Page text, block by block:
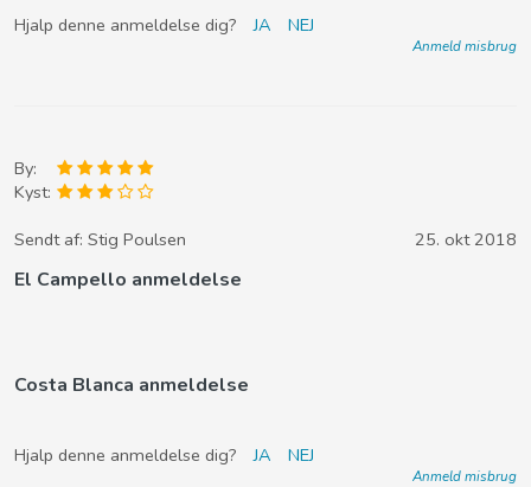
Hjalp denne anmeldelse dig? JA NEJ
Anmeld misbrug
By:
Kyst:
Sendt af: Stig Poulsen 25. okt 2018
El Campello anmeldelse
Costa Blanca anmeldelse
Hjalp denne anmeldelse dig? JA NEJ
Anmeld misbrug